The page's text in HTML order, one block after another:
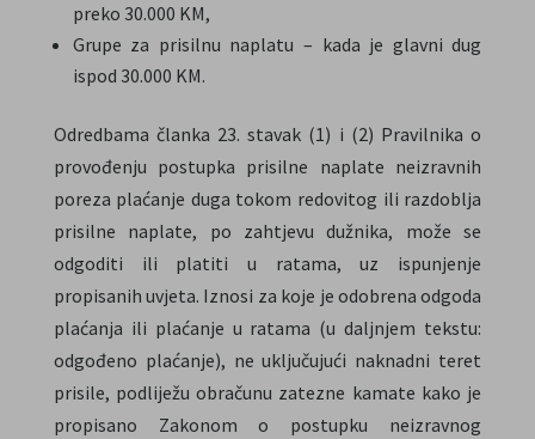
preko 30.000 KM,
Grupe za prisilnu naplatu – kada je glavni dug
ispod 30.000 KM.
Odredbama članka 23. stavak (1) i (2) Pravilnika o
provođenju postupka prisilne naplate neizravnih
poreza plaćanje duga tokom redovitog ili razdoblja
prisilne naplate, po zahtjevu dužnika, može se
odgoditi ili platiti u ratama, uz ispunjenje
propisanih uvjeta. Iznosi za koje je odobrena odgoda
plaćanja ili plaćanje u ratama (u daljnjem tekstu:
odgođeno plaćanje), ne uključujući naknadni teret
prisile, podliježu obračunu zatezne kamate kako je
propisano Zakonom o postupku neizravnog